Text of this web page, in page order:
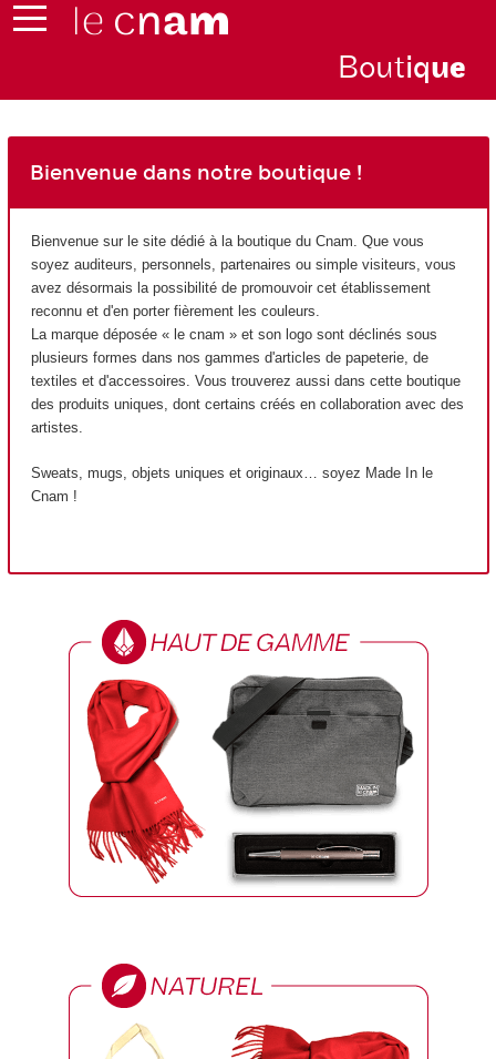
Boutique
Bienvenue dans notre boutique !
Bienvenue sur le site dédié à la boutique du Cnam. Que vous
soyez auditeurs, personnels, partenaires ou simple visiteurs, vous
avez désormais la possibilité de promouvoir cet établissement
reconnu et d'en porter fièrement les couleurs.
La marque déposée « le cnam » et son logo sont déclinés sous
plusieurs formes dans nos gammes d'articles de papeterie, de
textiles et d'accessoires. Vous trouverez aussi dans cette boutique
des produits uniques, dont certains créés en collaboration avec des
artistes.
Sweats, mugs, objets uniques et originaux… soyez Made In le
Cnam !